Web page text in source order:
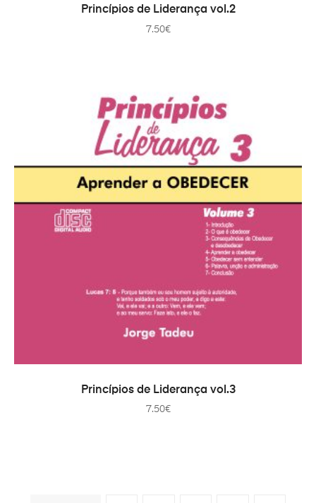
PRIDAŤ DO KOŠÍKA
Princípios de Liderança vol.2
7.50€
PRIDAŤ DO KOŠÍKA
Princípios de Liderança vol.3
7.50€